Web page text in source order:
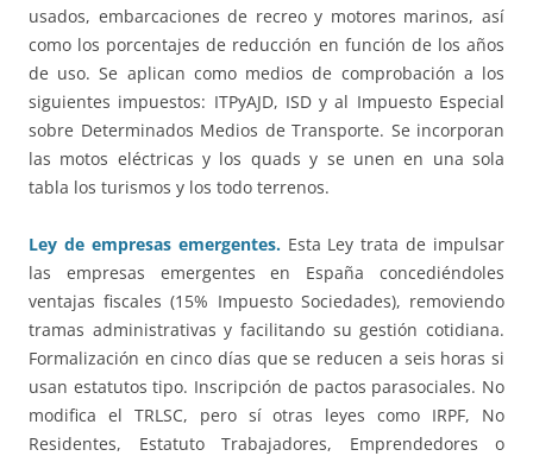
usados, embarcaciones de recreo y motores marinos, así
como los porcentajes de reducción en función de los años
de uso. Se aplican como medios de comprobación a los
siguientes impuestos: ITPyAJD, ISD y al Impuesto Especial
sobre Determinados Medios de Transporte. Se incorporan
las motos eléctricas y los quads y se unen en una sola
tabla los turismos y los todo terrenos.
Ley de empresas emergentes.Esta Ley trata de impulsar
las empresas emergentes en España concediéndoles
ventajas fiscales (15% Impuesto Sociedades), removiendo
tramas administrativas y facilitando su gestión cotidiana.
Formalización en cinco días que se reducen a seis horas si
usan estatutos tipo. Inscripción de pactos parasociales. No
modifica el TRLSC, pero sí otras leyes como IRPF, No
Residentes, Estatuto Trabajadores, Emprendedores o